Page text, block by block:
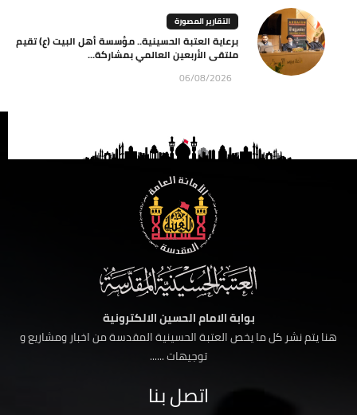
التقارير المصورة
برعاية العتبة الحسينية.. مؤسسة أهل البيت (ع) تقيم
ملتقى الأربعين العالمي بمشاركة...
06/08/2026
بوابة الامام الحسين الالكترونية
هنا يتم نشر كل ما يخص العتبة الحسينية المقدسة من اخبار ومشاريع و
توجيهات ......
اتصل بنا